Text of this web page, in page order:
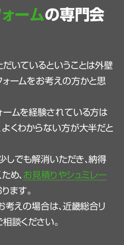
ォームの専門会
いているということは外壁
ームをお考えの方かと思
ームを経験されている方は
くわからない方が大半だと
しでも解消いただき、納得
め、 お見積りやシュミレー
ます。
考えの場合は、近畿総合リ
談ください。